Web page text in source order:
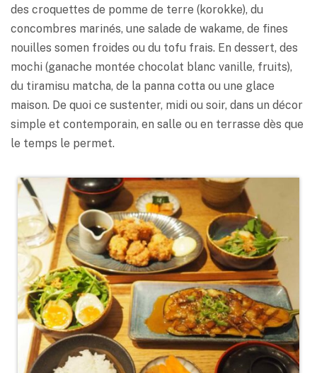
des croquettes de pomme de terre (korokke), du
concombres marinés, une salade de wakame, de fines
nouilles somen froides ou du tofu frais. En dessert, des
mochi (ganache montée chocolat blanc vanille, fruits),
du tiramisu matcha, de la panna cotta ou une glace
maison. De quoi ce sustenter, midi ou soir, dans un décor
simple et contemporain, en salle ou en terrasse dès que
le temps le permet.